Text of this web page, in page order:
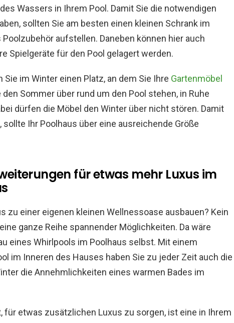
Wassers in Ihrem Pool. Damit Sie die notwendigen
sollten Sie am besten einen kleinen Schrank im
aufstellen. Daneben können hier auch
Spielgeräte für den Pool gelagert werden.
Sie im Winter einen Platz, an dem Sie Ihre Gartenmöbel
den Sommer über rund um den Pool stehen, in Ruhe
dürfen die Möbel den Winter über nicht stören. Damit
Ihr Poolhaus über eine ausreichende Größe
für etwas mehr Luxus im
zu einer eigenen kleinen Wellnessoase ausbauen? Kein
ganze Reihe spannender Möglichkeiten. Da wäre
eines Whirlpools im Poolhaus selbst. Mit einem
im Inneren des Hauses haben Sie zu jeder Zeit auch die
die Annehmlichkeiten eines warmen Bades im
für etwas zusätzlichen Luxus zu sorgen, ist eine in Ihrem